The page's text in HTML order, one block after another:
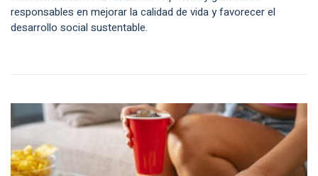
responsables en mejorar la calidad de vida y favorecer el
desarrollo social sustentable.